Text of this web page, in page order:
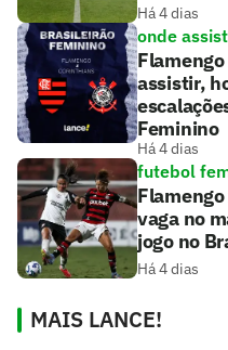
Há 4 dias
onde
assistir,
Feminino
Há 4 dias
futebol
vaga no
jogo no
Há 4 dias
MAIS LANCE!